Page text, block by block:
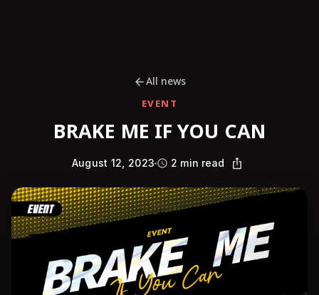
All news
EVENT
BRAKE ME IF YOU CAN
August 12, 2023 2 min read